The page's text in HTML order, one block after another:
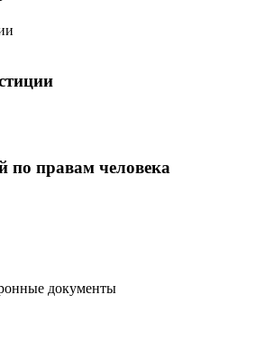
по правам человека
документы